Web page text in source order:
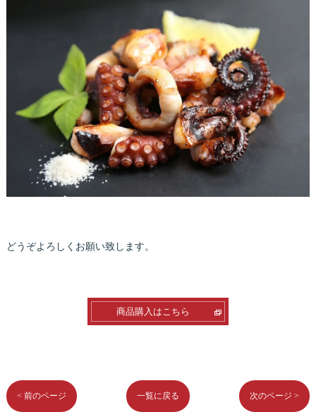
どうぞよろしくお願い致します。
商品購入はこちら
< 前のページ 一覧に戻る 次のページ >